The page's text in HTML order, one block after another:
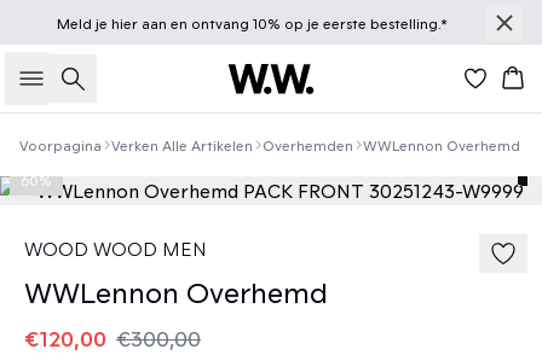
Meld je hieraan en ontvang 10% op je eerste bestelling.*
Zoeken
Voorpagina Verken Alle Artikelen Overhemden WWLennon Overhemd
60%
WOOD WOOD MEN
WWLennon Overhemd
€120,00 €300,00